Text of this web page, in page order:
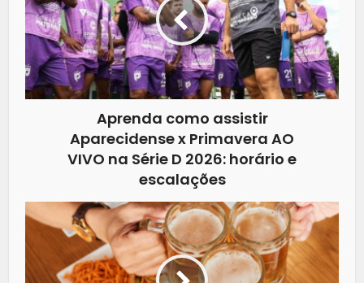
Aprenda como assistir
Aparecidense x Primavera AO
VIVO na Série D 2026: horário e
escalações